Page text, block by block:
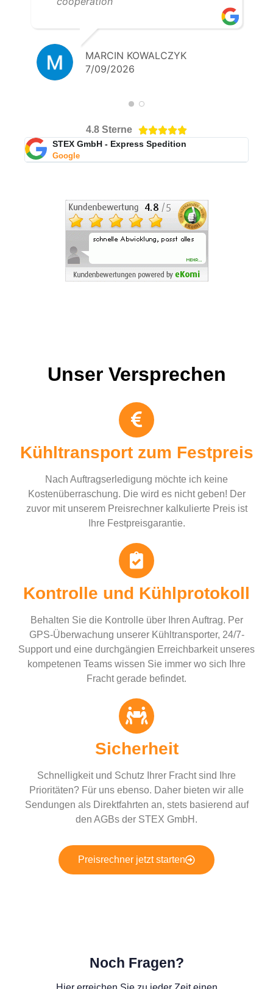
MARCIN KOWALCZYK
7/09/2026
4.8 Sterne 
STEX GmbH - Express Spedition
Google
Unser Versprechen
Kühltransport zum Festpreis
Nach Auftragserledigung möchte ich keine
Kostenüberraschung. Die wird es nicht geben! Der
zuvor mit unserem Preisrechner kalkulierte Preis ist
Ihre Festpreisgarantie.
Kontrolle und Kühlprotokoll
Behalten Sie die Kontrolle über Ihren Auftrag. Per
GPS-Überwachung unserer Kühltransporter, 24/7-
Support und eine durchgängien Erreichbarkeit unseres
kompetenen Teams wissen Sie immer wo sich Ihre
Fracht gerade befindet.
Sicherheit
Schnelligkeit und Schutz Ihrer Fracht sind Ihre
Prioritäten? Für uns ebenso. Daher bieten wir alle
Sendungen als Direktfahrten an, stets basierend auf
den AGBs der STEX GmbH.
Preisrechner jetzt starten
Noch Fragen?